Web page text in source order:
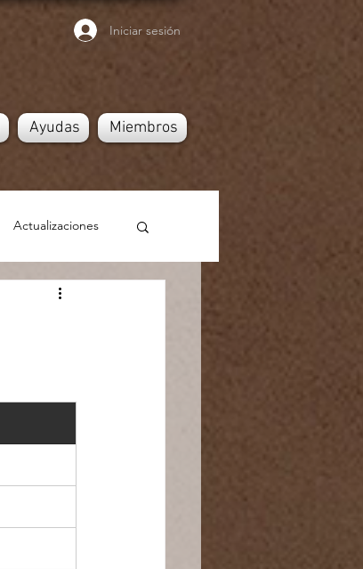
Iniciar sesión
Ayudas Miembros
Actualizaciones